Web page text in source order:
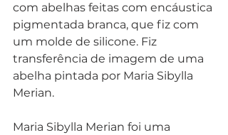
com abelhas feitas com encáustica
pigmentada branca, que fiz com
um molde de silicone. Fiz
transferência de imagem de uma
abelha pintada por Maria Sibylla
Merian.
Maria Sibylla Merian foi uma